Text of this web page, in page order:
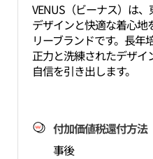
VENUS（ビーナス）は
デザインと快適な着心
リーブランドです。長
正力と洗練されたデザイ
自信を引き出します。
付加価値税還付方法
事後